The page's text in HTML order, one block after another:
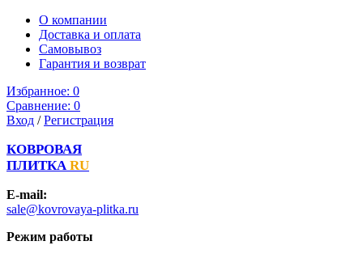
О компании
Доставка и оплата
Самовывоз
Гарантия и возврат
Избранное: 0
Сравнение: 0
Вход /Регистрация
КОВРОВАЯ
ПЛИТКА RU
E-mail:
sale@kovrovaya-plitka.ru
Режим работы